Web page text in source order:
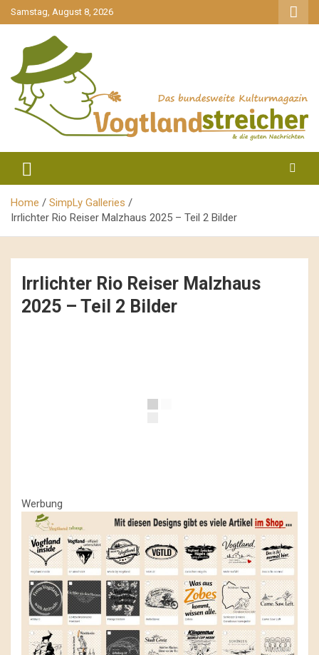
gehe
zum
Samstag, August 8, 2026
Vogtlandstreicher
Home
SimpLy Galleries
Irrlichter Rio Reiser Malzhaus 2025 – Teil 2 Bilder
Irrlichter Rio Reiser Malzhaus
2025 – Teil 2 Bilder
Werbung